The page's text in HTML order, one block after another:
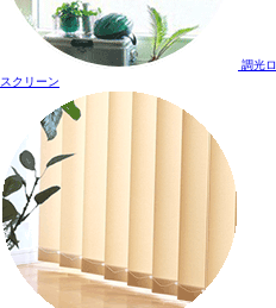
調光
スクリーン